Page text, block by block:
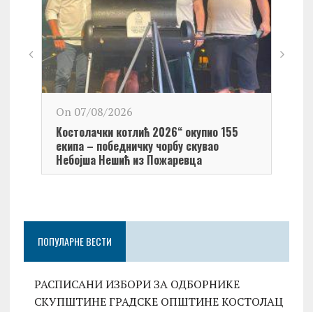
On 07/08/2026
Kостолачки котлић 2026“ окупио 155
екипа – победничку чорбу скувао
Небојша Нешић из Пожаревца
ПОПУЛАРНЕ ВЕСТИ
РАСПИСАНИ ИЗБОРИ ЗА ОДБОРНИКЕ
СКУПШТИНЕ ГРАДСКЕ ОПШТИНЕ КОСТОЛАЦ